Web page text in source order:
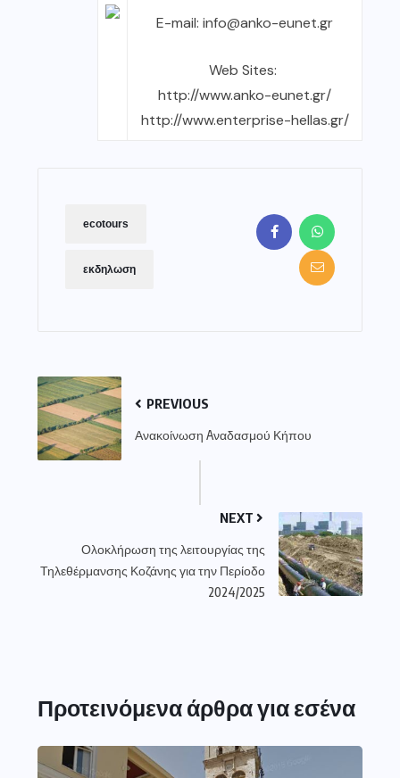
E-mail: info@anko-eunet.gr
Web Sites:
http://www.anko-eunet.gr/
http://www.enterprise-hellas.gr/
ecotours
εκδηλωση
PREVIOUS
Ανακοίνωση Aναδασμού Κήπου
NEXT
Ολοκλήρωση της λειτουργίας της
Τηλεθέρμανσης Κοζάνης για την Περίοδο
2024/2025
Προτεινόμενα άρθρα για εσένα